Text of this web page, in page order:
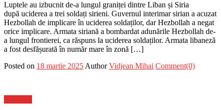
Luptele au izbucnit de-a lungul graniței dintre Liban și Siria
după uciderea a trei soldați sirieni. Guvernul interimar sirian a acuzat
Hezbollah de implicare în uciderea soldaților, dar Hezbollah a negat
orice implicare. Armata siriană a bombardat adunările Hezbollah de-
a lungul frontierei, ca răspuns la uciderea soldaților. Armata libaneză
a fost desfășurată în număr mare în zonă […]
Posted on 18 martie 2025 Author Vidjean Mihai Comment(0)